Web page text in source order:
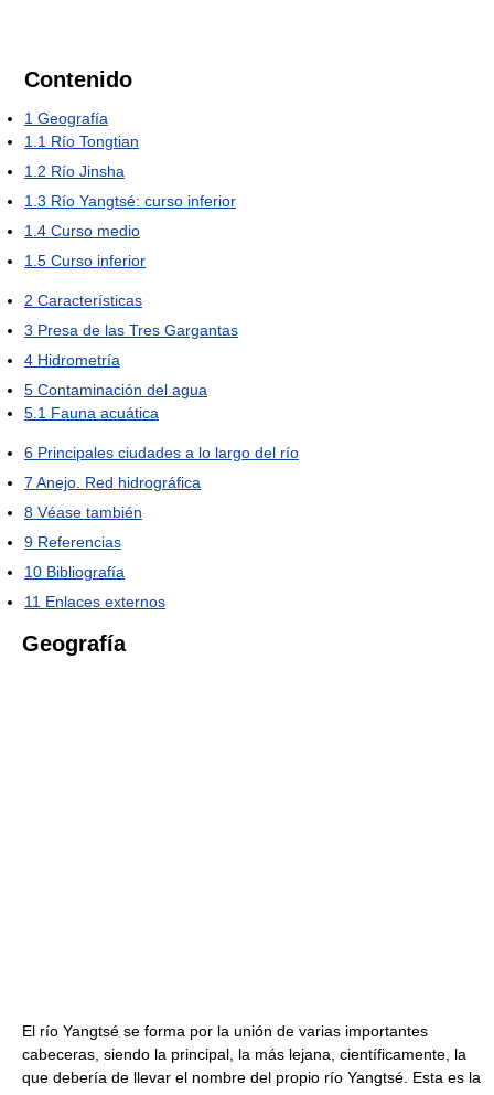
Contenido
1 Geografía
1.1 Río Tongtian
1.2 Río Jinsha
1.3 Río Yangtsé: curso inferior
1.4 Curso medio
1.5 Curso inferior
2 Características
3 Presa de las Tres Gargantas
4 Hidrometría
5 Contaminación del agua
5.1 Fauna acuática
6 Principales ciudades a lo largo del río
7 Anejo. Red hidrográfica
8 Véase también
9 Referencias
10 Bibliografía
11 Enlaces externos
Geografía
El río Yangtsé se forma por la unión de varias importantes
cabeceras, siendo la principal, la más lejana, científicamente, la
que debería de llevar el nombre del propio río Yangtsé. Esta es la